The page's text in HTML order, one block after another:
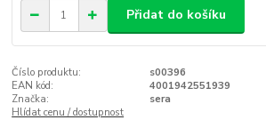
Přidat do košíku
Číslo produktu:
s00396
EAN kód:
4001942551939
Značka:
sera
Hlídat cenu / dostupnost